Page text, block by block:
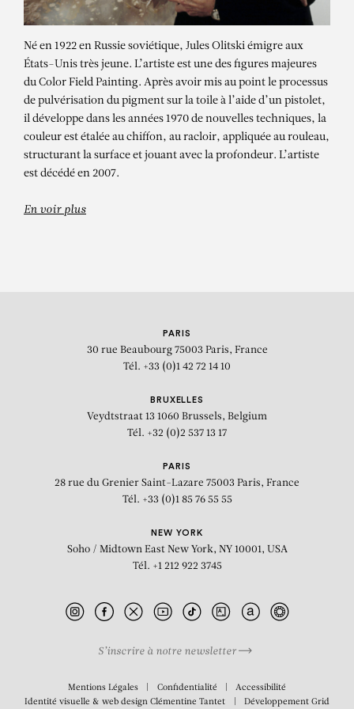
JULES OLITSKI
Né en 1922 en Russie soviétique, Jules Olitski émigre aux
États-Unis très jeune. L’artiste est une des figures majeures
du Color Field Painting. Après avoir mis au point le processus
de pulvérisation du pigment sur la toile à l’aide d’un pistolet,
il développe dans les années 1970 de nouvelles techniques, la
couleur est étalée au chiffon, au racloir, appliquée au rouleau,
structurant la surface et jouant avec la profondeur. L’artiste
est décédé en 2007.
En voir plus
PARIS
30 rue Beaubourg 75003 Paris, France
Tél. +33 (0)1 42 72 14 10
BRUXELLES
Veydtstraat 13 1060 Brussels, Belgium
Tél. +32 (0)2 537 13 17
PARIS
28 rue du Grenier Saint-Lazare 75003 Paris, France
Tél. +33 (0)1 85 76 55 55
NEW YORK
Soho / Midtown East New York, NY 10001, USA
Tél. +1 212 922 3745
S’inscrire à notre newsletter
Mentions Légales Confidentialité
Accessibilité
Identité visuelle & web designClémentine Tantet Développement Grid